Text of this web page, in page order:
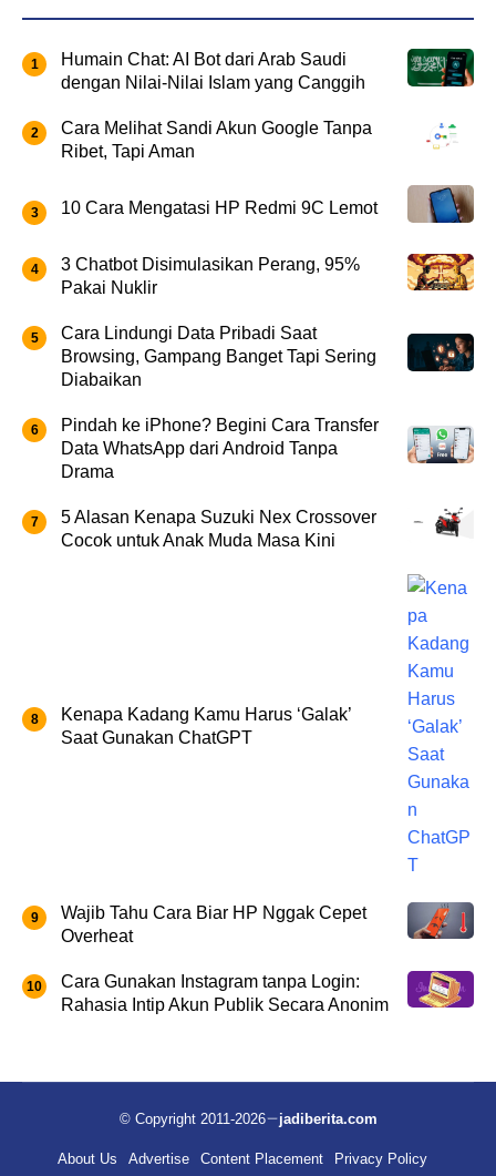
Humain Chat: AI Bot dari Arab Saudi
dengan Nilai-Nilai Islam yang Canggih
Cara Melihat Sandi Akun Google Tanpa
Ribet, Tapi Aman
10 Cara Mengatasi HP Redmi 9C Lemot
3 Chatbot Disimulasikan Perang, 95%
Pakai Nuklir
Cara Lindungi Data Pribadi Saat
Browsing, Gampang Banget Tapi Sering
Diabaikan
Pindah ke iPhone? Begini Cara Transfer
Data WhatsApp dari Android Tanpa
Drama
5 Alasan Kenapa Suzuki Nex Crossover
Cocok untuk Anak Muda Masa Kini
Kenapa Kadang Kamu Harus ‘Galak’
Saat Gunakan ChatGPT
Wajib Tahu Cara Biar HP Nggak Cepet
Overheat
Cara Gunakan Instagram tanpa Login:
Rahasia Intip Akun Publik Secara Anonim
© Copyright 2011-2026 jadiberita.com
About Us Advertise Content Placement Privacy Policy